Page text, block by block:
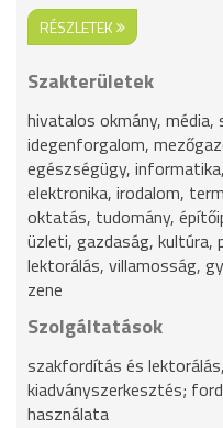
RÉSZLETEK
Szakterületek
hivatalos okmány,
idegenforgalom,
egészségügy,
elektronika, irodalom,
oktatás, tudomány,
üzleti, gazdaság, kultúra,
lektorálás, villamosság,
zene
Szolgáltatások
szakfordítás és
kiadványszerkesztés;
használata